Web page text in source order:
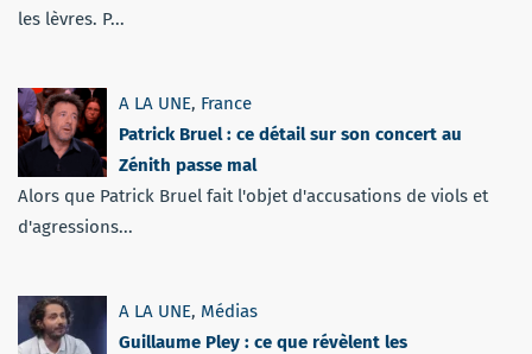
les lèvres. P...
A LA UNE, France
Patrick Bruel : ce détail sur son concert au
Zénith passe mal
Alors que Patrick Bruel fait l'objet d'accusations de viols et
d'agressions...
A LA UNE, Médias
Guillaume Pley : ce que révèlent les